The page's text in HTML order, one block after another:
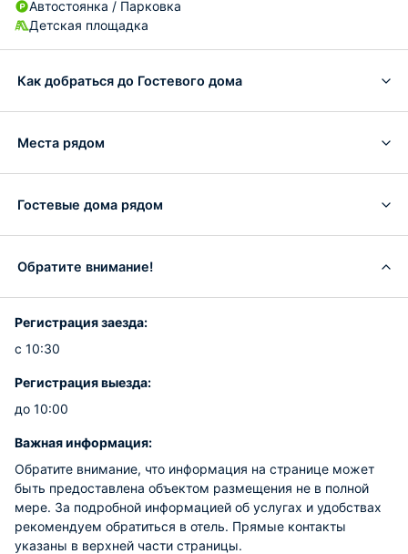
Автостоянка / Парковка
Детская площадка
Как добраться до Гостевого дома
Места рядом
Гостевые дома рядом
Обратите внимание!
Регистрация заезда:
с 10:30
Регистрация выезда:
до 10:00
Важная информация:
Обратите внимание, что информация на странице может
быть предоставлена объектом размещения не в полной
мере. За подробной информацией об услугах и удобствах
рекомендуем обратиться в отель. Прямые контакты
указаны в верхней части страницы.